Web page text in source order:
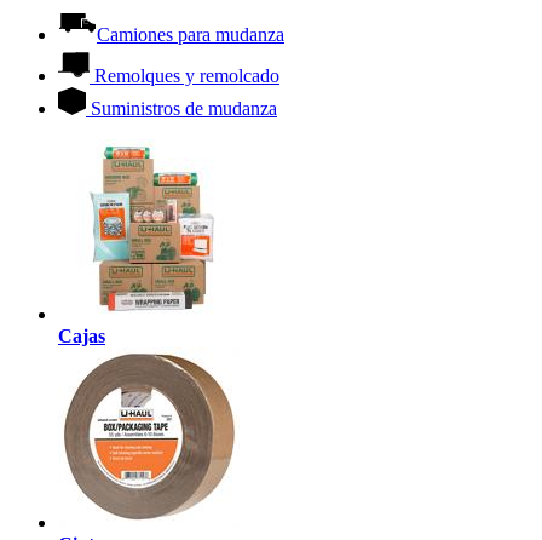
Camiones para mudanza
Remolques y remolcado
Suministros de mudanza
Cajas